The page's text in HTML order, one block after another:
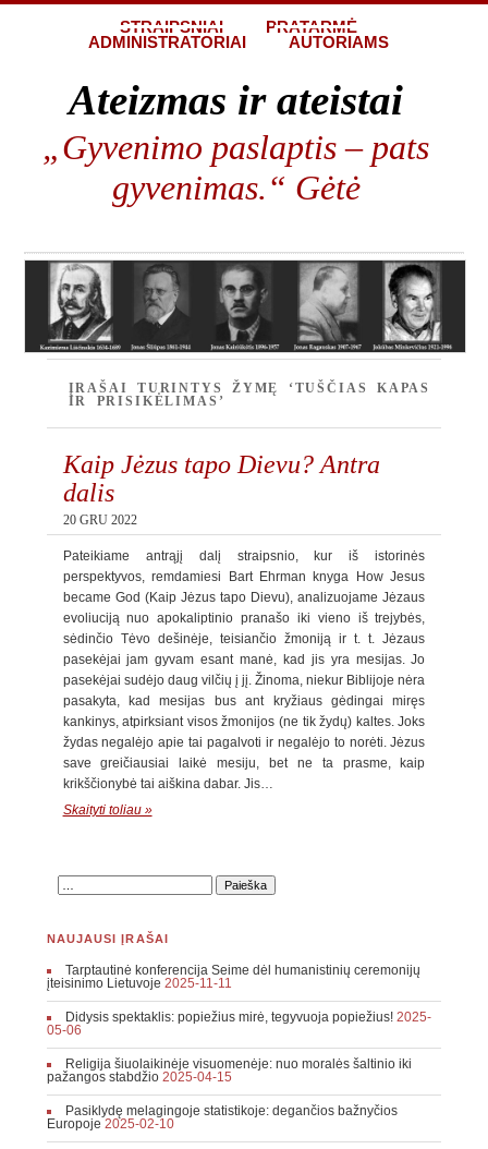
STRAIPSNIAI
PRATARMĖ
ADMINISTRATORIAI
AUTORIAMS
Ateizmas ir ateistai
„Gyvenimo paslaptis – pats
gyvenimas.“ Gėtė
ĮRAŠAI TURINTYS ŽYMĘ ‘TUŠČIAS KAPAS
IR PRISIKĖLIMAS’
Kaip Jėzus tapo Dievu? Antra
dalis
20 GRU 2022
Pateikiame antrąjį dalį straipsnio, kur iš istorinės
perspektyvos, remdamiesi Bart Ehrman knyga How Jesus
became God (Kaip Jėzus tapo Dievu), analizuojame Jėzaus
evoliuciją nuo apokaliptinio pranašo iki vieno iš trejybės,
sėdinčio Tėvo dešinėje, teisiančio žmoniją ir t. t. Jėzaus
pasekėjai jam gyvam esant manė, kad jis yra mesijas. Jo
pasekėjai sudėjo daug vilčių į jį. Žinoma, niekur Biblijoje nėra
pasakyta, kad mesijas bus ant kryžiaus gėdingai miręs
kankinys, atpirksiant visos žmonijos (ne tik žydų) kaltes. Joks
žydas negalėjo apie tai pagalvoti ir negalėjo to norėti. Jėzus
save greičiausiai laikė mesiju, bet ne ta prasme, kaip
krikščionybė tai aiškina dabar. Jis…
Skaityti toliau »
NAUJAUSI ĮRAŠAI
Tarptautinė konferencija Seime dėl humanistinių ceremonijų
įteisinimo Lietuvoje 2025-11-11
Didysis spektaklis: popiežius mirė, tegyvuoja popiežius! 2025-
05-06
Religija šiuolaikinėje visuomenėje: nuo moralės šaltinio iki
pažangos stabdžio 2025-04-15
Pasiklydę melagingoje statistikoje: degančios bažnyčios
Europoje 2025-02-10